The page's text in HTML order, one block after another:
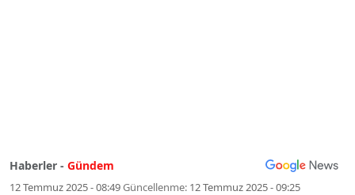
Haberler - Gündem
12 Temmuz 2025 - 08:49Güncellenme: 12 Temmuz 2025 - 09:25